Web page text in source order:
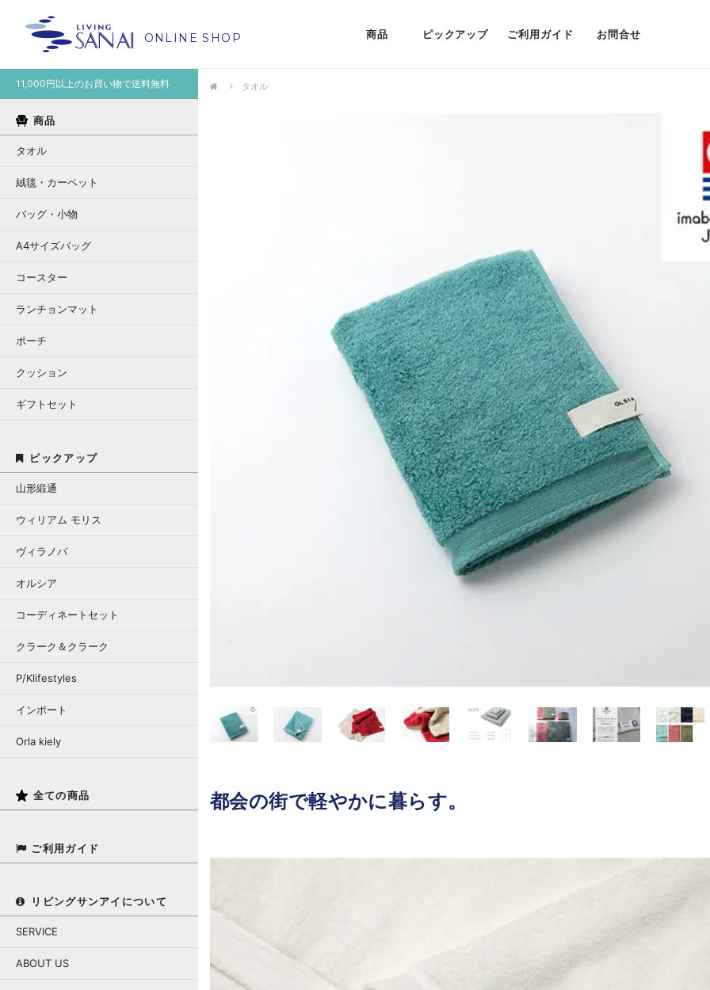
ONLINE SHOP 商品 ピックアップ ご利用ガイド お問合せ
11,000円以上のお買い物で送料無料
商品
タオル
絨毯・カーペット
バッグ・小物
A4サイズバッグ
コースター
ランチョンマット
ポーチ
クッション
ギフトセット
ピックアップ
山形緞通
ウィリアム モリス
ヴィラノバ
オルシア
コーディネートセット
クラーク＆クラーク
P/Klifestyles
インポート
Orla kiely
全ての商品
ご利用ガイド
リビングサンアイについて
SERVICE
ABOUT US
タオル
都会の街で軽やかに暮らす。